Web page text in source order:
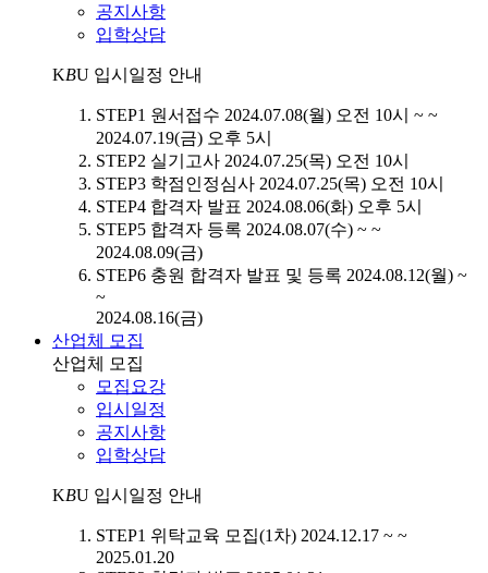
공지사항
입학상담
KBU 입시일정 안내
STEP1 원서접수 2024.07.08(월) 오전 10시 ~ ~
2024.07.19(금) 오후 5시
STEP2 실기고사 2024.07.25(목) 오전 10시
STEP3 학점인정심사 2024.07.25(목) 오전 10시
STEP4 합격자 발표 2024.08.06(화) 오후 5시
STEP5 합격자 등록 2024.08.07(수) ~ ~
2024.08.09(금)
STEP6 충원 합격자 발표 및 등록 2024.08.12(월) ~
~
2024.08.16(금)
산업체 모집
산업체 모집
모집요강
입시일정
공지사항
입학상담
KBU 입시일정 안내
STEP1 위탁교육 모집(1차) 2024.12.17 ~ ~
2025.01.20